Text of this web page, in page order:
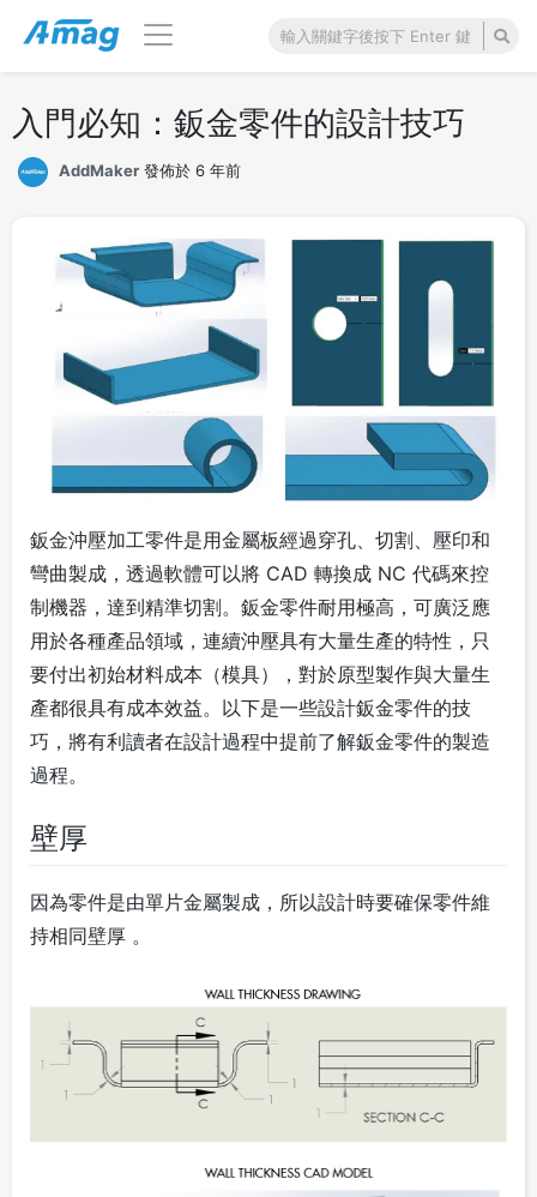
入門必知：鈑金零件的設計技巧
AddMaker 發佈於 6 年前
鈑金沖壓加工零件是用金屬板經過穿孔、切割、壓印和
彎曲製成，透過軟體可以將 CAD 轉換成 NC 代碼來控
制機器，達到精準切割。鈑金零件耐用極高，可廣泛應
用於各種產品領域，連續沖壓具有大量生產的特性，只
要付出初始材料成本（模具），對於原型製作與大量生
產都很具有成本效益。以下是一些設計鈑金零件的技
巧，將有利讀者在設計過程中提前了解鈑金零件的製造
過程。
壁厚
因為零件是由單片金屬製成，所以設計時要確保零件維
持相同壁厚 。